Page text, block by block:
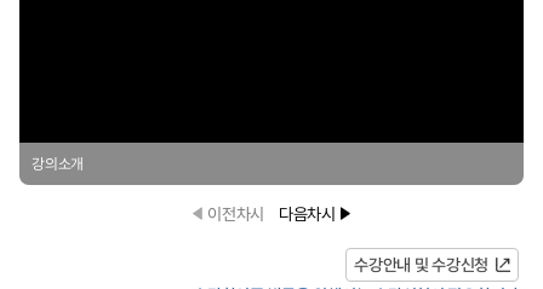
강의소개
이전차시 다음차시
수강안내 및 수강신청